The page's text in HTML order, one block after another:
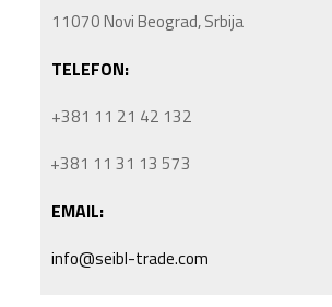
11070 Novi Beograd, Srbija
TELEFON:
+381 11 21 42 132
+381 11 31 13 573
EMAIL:
info@seibl-trade.com